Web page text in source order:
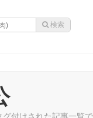
グ付けされた記事一覧